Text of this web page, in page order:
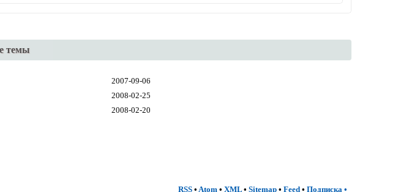
темы
2007-09-06
2008-02-25
2008-02-20
RSS •Atom •XML •Sitemap •Feed •Подписка •